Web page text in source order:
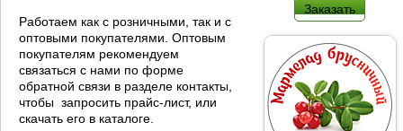
Работаем как с розничными, так и с
оптовыми покупателями. Оптовым
покупателям рекомендуем
связаться с нами по форме
обратной связи в разделе контакты,
чтобы запросить прайс-лист, или
скачать его в каталоге.
Заказать